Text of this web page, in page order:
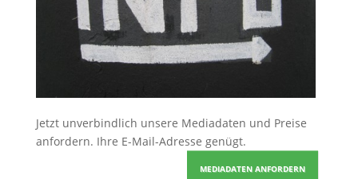
Jetzt unverbindlich unsere Mediadaten und Preise
anfordern. Ihre E-Mail-Adresse genügt.
MEDIADATEN ANFORDERN